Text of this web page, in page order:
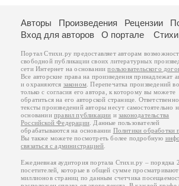
Авторы Произведения Рецензии
Вход для авторов
О портале
Портал Стихи.ру предоставляет авторам
свободной публикации своих литературных
сети Интернет на основаниипользовательского
Все авторские права на произведения принадлежат
и охраняются законом . Перепечатка произведений
только с согласия его автора, к которому вы можете
обратиться на его авторской странице.
тексты произведений авторы несут самостоятельно
основанииправил публикации изаконодательства
Российской Федерации . Данные пользователей
обрабатываются на основании Политики обработки
Вы также можете посмотреть более подробную
связаться с администрацией
Ежедневная аудитория портала Стихи.ру – порядка
посетителей, которые в общей сумме
миллионов страниц по данным счетчика